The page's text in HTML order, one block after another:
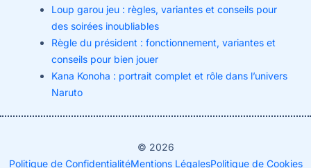
Loup garou jeu : règles, variantes et conseils pour
des soirées inoubliables
Règle du président : fonctionnement, variantes et
conseils pour bien jouer
Kana Konoha : portrait complet et rôle dans l’univers
Naruto
© 2026
Politique de ConfidentialitéMentions LégalesPolitique de Cookies